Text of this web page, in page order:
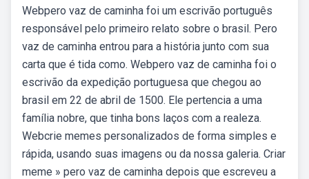
Webpero vaz de caminha foi um escrivão português
responsável pelo primeiro relato sobre o brasil. Pero
vaz de caminha entrou para a história junto com sua
carta que é tida como. Webpero vaz de caminha foi o
escrivão da expedição portuguesa que chegou ao
brasil em 22 de abril de 1500. Ele pertencia a uma
família nobre, que tinha bons laços com a realeza.
Webcrie memes personalizados de forma simples e
rápida, usando suas imagens ou da nossa galeria. Criar
meme » pero vaz de caminha depois que escreveu a